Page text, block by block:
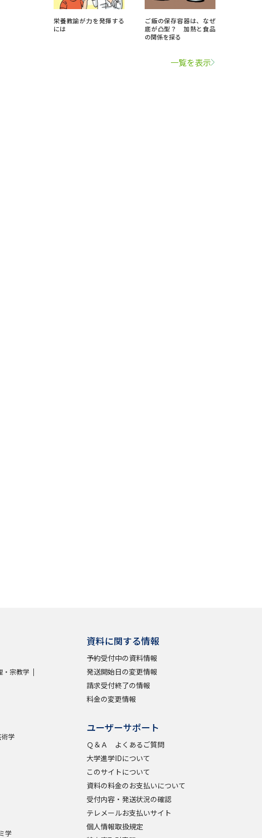
栄養教諭が力を発揮する
には
ご飯の保存容器は、なぜ
底が凸型？ 加熱と食品
の関係を探る
一覧を表示
・宗教学
学
学
資料に関する情報
予約受付中の資料情報
発送開始日の変更情報
請求受付終了の情報
料金の変更情報
ユーザーサポート
Ｑ＆Ａ よくあるご質問
大学進学IDについて
このサイトについて
資料の料金のお支払いについて
受付内容・発送状況の確認
テレメールお支払いサイト
個人情報取扱規定